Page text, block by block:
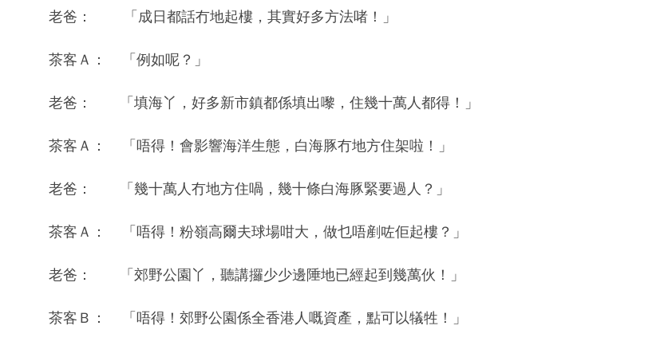
老爸： 「成日都話冇地起樓，其實好多方法啫！」
茶客Ａ： 「例如呢？」
老爸： 「填海丫，好多新市鎮都係填出嚟，住幾十萬人都得！」
茶客Ａ： 「唔得！會影響海洋生態，白海豚冇地方住架啦！」
老爸： 「幾十萬人冇地方住喎，幾十條白海豚緊要過人？」
茶客Ａ： 「唔得！粉嶺高爾夫球場咁大，做乜唔剷咗佢起樓？」
老爸： 「郊野公園丫，聽講攞少少邊陲地已經起到幾萬伙！」
茶客Ｂ： 「唔得！郊野公園係全香港人嘅資產，點可以犠牲！」